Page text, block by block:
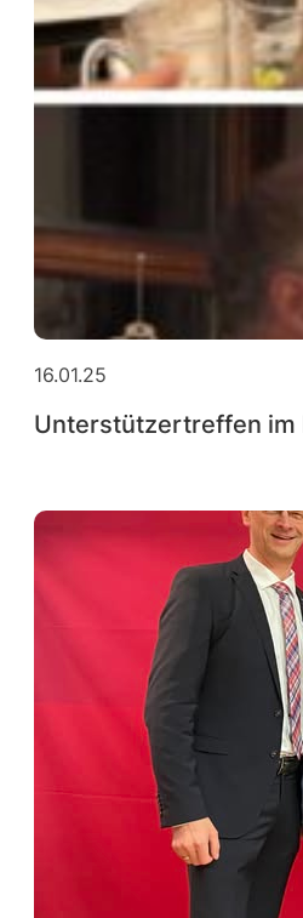
16.01.25
Unterstützertreffen im